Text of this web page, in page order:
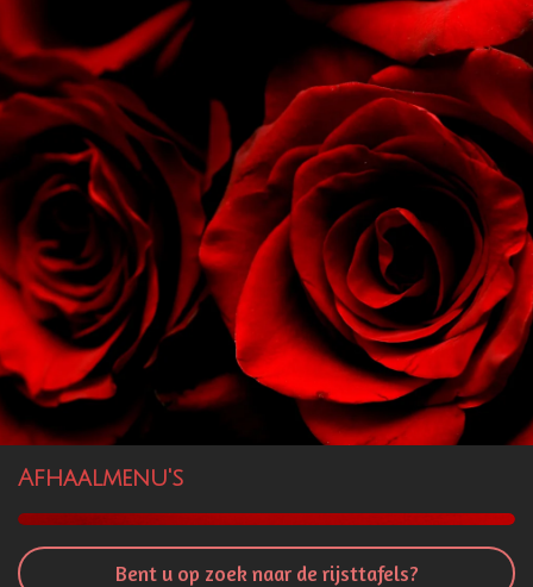
Afhaalmenu's
Bent u op zoek naar de rijsttafels?